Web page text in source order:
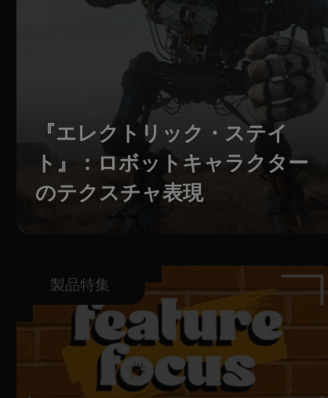
『エレクトリック・ステイ
ト』：ロボットキャラクター
のテクスチャ表現
製品特集